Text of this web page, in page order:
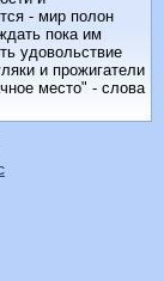
- мир полон
пока им
удовольствие
и прожигатели
место" - слова